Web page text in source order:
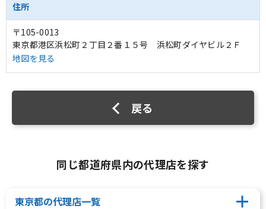
住所
〒105-0013
東京都港区浜松町２丁目２番１５号 浜松町ダイヤビル２Ｆ
地図を見る
戻る
同じ都道府県内の代理店を探す
東京都の代理店一覧